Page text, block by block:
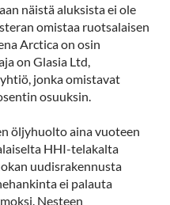
näistä aluksista ei ole
omistaa ruotsalaisen
Arctica on osin
on Glasia Ltd,
jonka omistavat
osuuksin.
öljyhuolto aina vuoteen
HHI-telakalta
uudisrakennusta
ei palauta
Nesteen